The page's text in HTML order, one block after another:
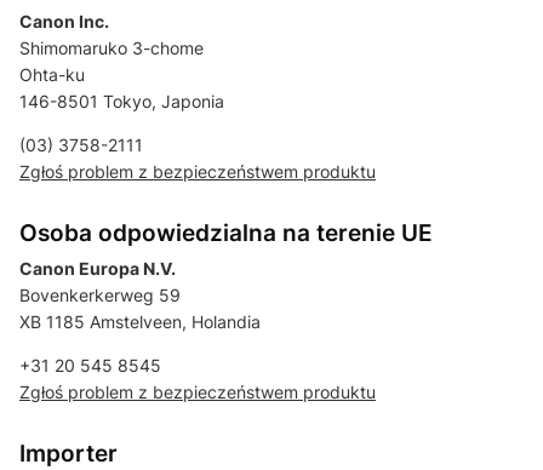
Canon Inc.
Shimomaruko 3-chome
Ohta-ku
146-8501 Tokyo, Japonia
(03) 3758-2111
Zgłoś problem z bezpieczeństwem produktu
Osoba odpowiedzialna na terenie UE
Canon Europa N.V.
Bovenkerkerweg 59
XB 1185 Amstelveen, Holandia
+31 20 545 8545
Zgłoś problem z bezpieczeństwem produktu
Importer